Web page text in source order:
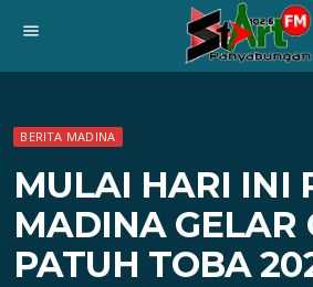
menu
BERITA MADINA
MULAI HARI INI
MADINA GELAR
PATUH TOBA